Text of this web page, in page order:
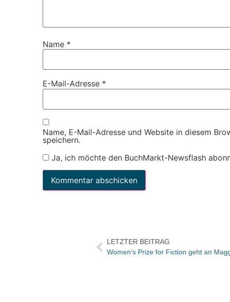
Name *
E-Mail-Adresse *
Name, E-Mail-Adresse und Website in diesem
speichern.
Ja, ich möchte den BuchMarkt-Newsflash
LETZTER BEITRAG
Women’s Prize for Fiction geht an